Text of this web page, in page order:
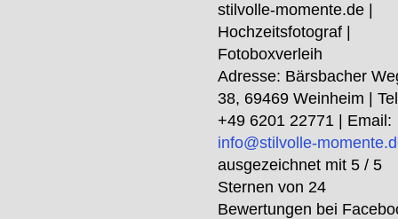
stilvolle-momente.de |
Hochzeitsfotograf |
Fotoboxverleih
Adresse: Bärsbacher
38, 69469Weinheim |
+49 6201 22771| Email:
info@stilvolle-
ausgezeichnet mit 5/ 5
Sternen von 24
Bewertungen bei